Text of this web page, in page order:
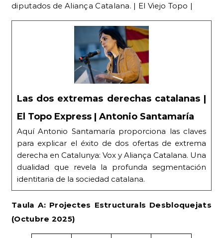
diputados de Aliança Catalana. | El Viejo Topo |
Las dos extremas derechas catalanas |
El Topo Express | Antonio Santamaría
Aquí Antonio Santamaría proporciona las claves
para explicar el éxito de dos ofertas de extrema
derecha en Catalunya: Vox y Aliança Catalana. Una
dualidad que revela la profunda segmentación
identitaria de la sociedad catalana.
Taula A: Projectes Estructurals Desbloquejats
(Octubre 2025)